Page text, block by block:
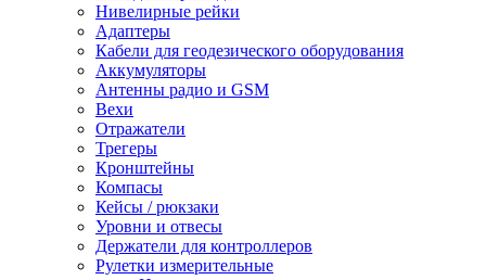
Нивелирные рейки
Адаптеры
Кабели для геодезического оборудования
Аккумуляторы
Антенны радио и GSM
Вехи
Отражатели
Трегеры
Кронштейны
Компасы
Кейсы / рюкзаки
Уровни и отвесы
Держатели для контроллеров
Рулетки измерительные